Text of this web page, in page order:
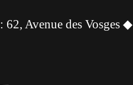
: 62, Avenue des Vosges ◆